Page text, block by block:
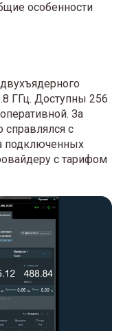
особенности
ГГц. Доступны 256
За
справлялся с
подключенных
с тарифом